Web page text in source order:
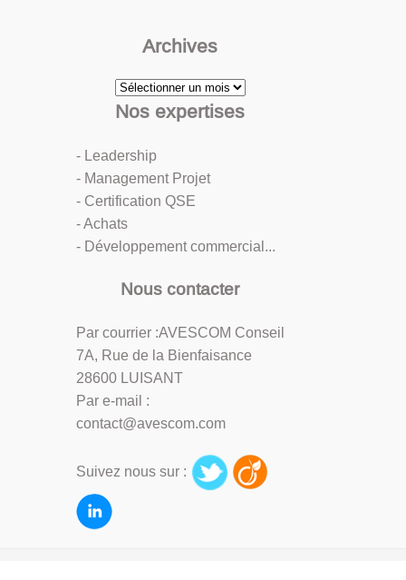
Archives
Archives
Nos expertises
- Leadership
- Management Projet
- Certification QSE
- Achats
- Développement commercial...
Nous contacter
Par courrier :AVESCOM Conseil
7A, Rue de la Bienfaisance
28600 LUISANT
Par e-mail :
contact@avescom.com
Suivez nous sur :